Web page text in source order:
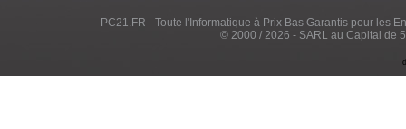
PC21.FR - Toute l'Informatique à Prix Bas Garantis pour les
© 2000 / 2026 - SARL au Capital de